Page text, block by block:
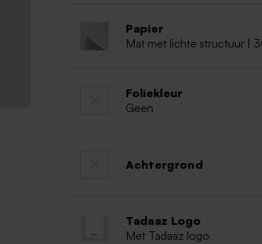
Papier
Mat met lichte structuur |
Foliekleur
Geen
Achtergrond
Tadaaz Logo
Met Tadaaz logo